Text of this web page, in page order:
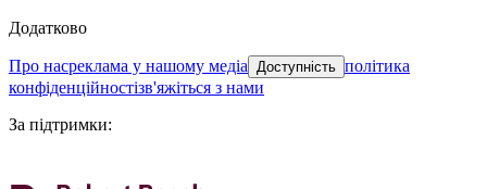
Додатково
про насреклама у нашому медіа Доступність політика
конфіденційностізв'яжіться з нами
За підтримки: